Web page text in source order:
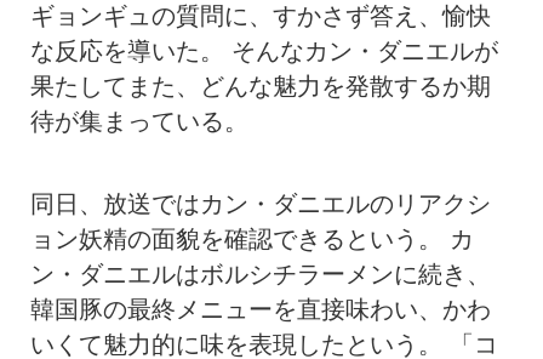
ギョンギュの質問に、すかさず答え、愉快
な反応を導いた。 そんなカン・ダニエルが
果たしてまた、どんな魅力を発散するか期
待が集まっている。
同日、放送ではカン・ダニエルのリアクシ
ョン妖精の面貌を確認できるという。 カ
ン・ダニエルはボルシチラーメンに続き、
韓国豚の最終メニューを直接味わい、かわ
いくて魅力的に味を表現したという。 「コ